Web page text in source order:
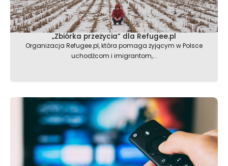
„Zbiórka przeżycia” dla Refugee.pl
Organizacja Refugee.pl, która pomaga żyjącym w Polsce
uchodźcom i imigrantom,...